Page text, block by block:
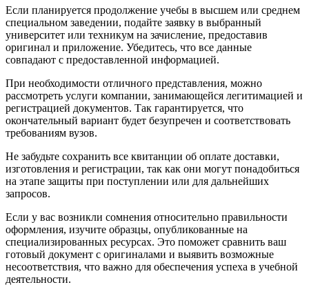
Если планируется продолжение учебы в высшем или среднем
специальном заведении, подайте заявку в выбранный
университет или техникум на зачисление, предоставив
оригинал и приложение. Убедитесь, что все данные
совпадают с предоставленной информацией.
При необходимости отличного представления, можно
рассмотреть услуги компании, занимающейся легитимацией и
регистрацией документов. Так гарантируется, что
окончательный вариант будет безупречен и соответствовать
требованиям вузов.
Не забудьте сохранить все квитанции об оплате доставки,
изготовления и регистрации, так как они могут понадобиться
на этапе защиты при поступлении или для дальнейших
запросов.
Если у вас возникли сомнения относительно правильности
оформления, изучите образцы, опубликованные на
специализированных ресурсах. Это поможет сравнить ваш
готовый документ с оригиналами и выявить возможные
несоответствия, что важно для обеспечения успеха в учебной
деятельности.